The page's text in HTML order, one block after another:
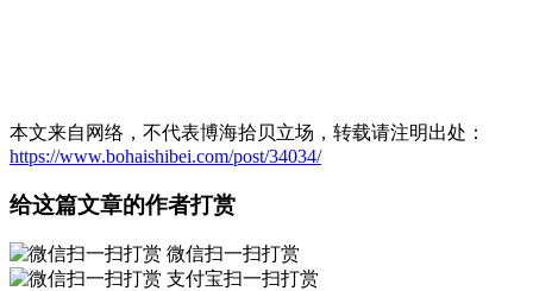
本文来自网络，不代表博海拾贝立场，转载请注明出处：
https://www.bohaishibei.com/post/34034/
给这篇文章的作者打赏
微信扫一扫打赏
支付宝扫一扫打赏